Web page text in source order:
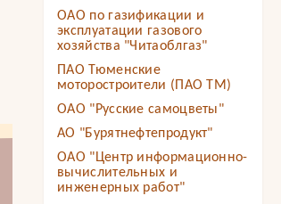
ОАО по газификации и
эксплуатации газового
хозяйства "Читаоблгаз"
ПАО Тюменские
моторостроители (ПАО ТМ)
ОАО "Русские самоцветы"
АО "Бурятнефтепродукт"
ОАО "Центр информационно-
вычислительных и
инженерных работ"